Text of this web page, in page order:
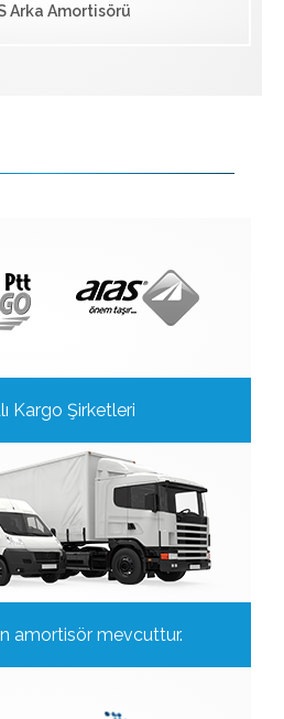
Arka Amortisörü
Kargo Şirketleri
amortisör mevcuttur.